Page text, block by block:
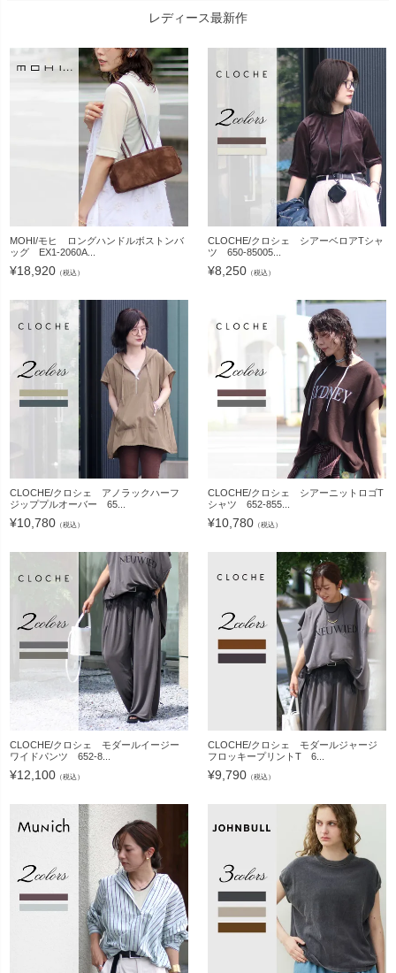
レディース最新作
MOHI/モヒ ロングハンドルボストンバ
ッグ EX1-2060A...
¥18,920 （税込）
CLOCHE/クロシェ シアーベロアTシャ
ツ 650-85005...
¥8,250 （税込）
CLOCHE/クロシェ アノラックハーフ
ジッププルオーバー 65...
¥10,780 （税込）
CLOCHE/クロシェ シアーニットロゴT
シャツ 652-855...
¥10,780 （税込）
CLOCHE/クロシェ モダールイージー
ワイドパンツ 652-8...
¥12,100 （税込）
CLOCHE/クロシェ モダールジャージ
フロッキープリントT 6...
¥9,790 （税込）